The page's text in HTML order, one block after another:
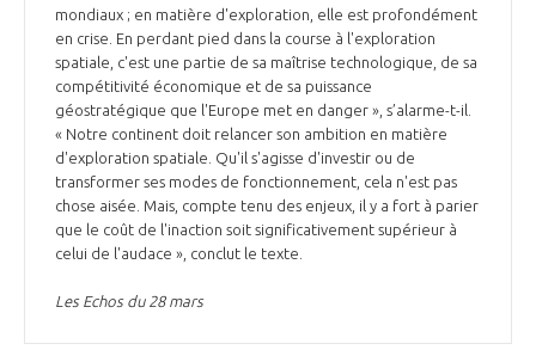
mondiaux ; en matière d'exploration, elle est profondément
en crise. En perdant pied dans la course à l'exploration
spatiale, c'est une partie de sa maîtrise technologique, de sa
compétitivité économique et de sa puissance
géostratégique que l'Europe met en danger », s’alarme-t-il.
« Notre continent doit relancer son ambition en matière
d'exploration spatiale. Qu'il s'agisse d'investir ou de
transformer ses modes de fonctionnement, cela n'est pas
chose aisée. Mais, compte tenu des enjeux, il y a fort à parier
que le coût de l'inaction soit significativement supérieur à
celui de l'audace », conclut le texte.
Les Echos du 28 mars